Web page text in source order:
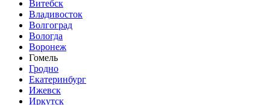
Витебск
Владивосток
Волгоград
Вологда
Воронеж
Гомель
Гродно
Екатеринбург
Ижевск
Иркутск